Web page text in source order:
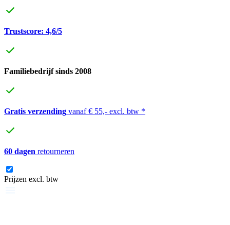
Trustscore: 4,6/5
Familiebedrijf sinds 2008
Gratis verzending vanaf € 55,- excl. btw *
60 dagen retourneren
Prijzen excl. btw